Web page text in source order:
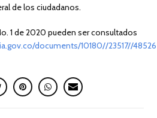
de los ciudadanos.
1 de 2020 pueden ser consultados
documents/10180//23517//